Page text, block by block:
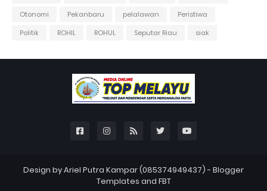
Otonomi
Pekanbaru pelalawan
Peristiwa
Politik
ROHIL ROHUL Seputar Riau siak
Design by Ariel Putra Kampar (085374949437) - Blogger
Templates and FBT